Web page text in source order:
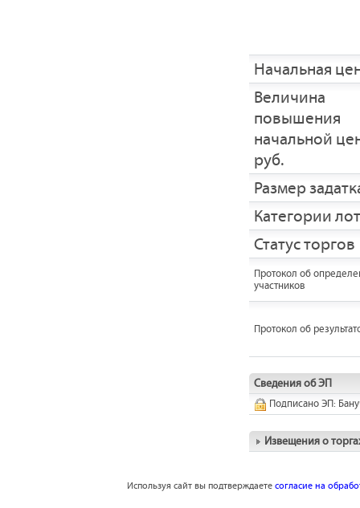
Начальная
Величина
повышения
начальной
руб.
Размер
Категории
Статус торгов
Протокол об
участников
Протокол об
Сведения об ЭП
Подписано ЭП:
Извещения о
Используя сайт вы подтверждаете согласие на